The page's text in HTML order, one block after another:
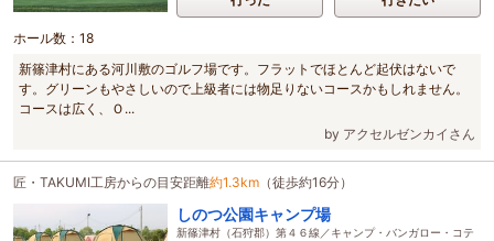
ホール数：18
新篠津村にある河川敷のゴルフ場です。フラットでほとんど起伏はないで
す。グリーンもやさしいので上級者には物足りないコースかもしれません。
コースは広く、Ｏ...
by アクセルゼンカイさん
匠・TAKUMI工房からの目安距離約1.3km （徒歩約16分）
しのつ公園キャンプ場
新篠津村（石狩郡）第４６線／キャンプ・バンガロー・コテ